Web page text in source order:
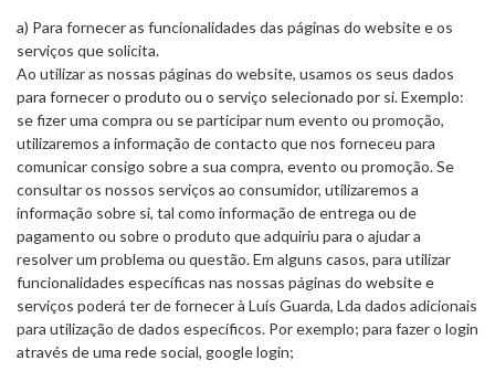
a) Para fornecer as funcionalidades das páginas do website e os
serviços que solicita.
Ao utilizar as nossas páginas do website, usamos os seus dados
para fornecer o produto ou o serviço selecionado por si. Exemplo:
se fizer uma compra ou se participar num evento ou promoção,
utilizaremos a informação de contacto que nos forneceu para
comunicar consigo sobre a sua compra, evento ou promoção. Se
consultar os nossos serviços ao consumidor, utilizaremos a
informação sobre si, tal como informação de entrega ou de
pagamento ou sobre o produto que adquiriu para o ajudar a
resolver um problema ou questão. Em alguns casos, para utilizar
funcionalidades específicas nas nossas páginas do website e
serviços poderá ter de fornecer à Luís Guarda, Lda dados adicionais
para utilização de dados específicos. Por exemplo; para fazer o login
através de uma rede social, google login;